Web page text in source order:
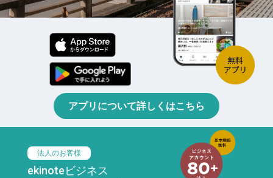
アプリについて詳しくはこちら
法人のお客様
ekinoteビジネス